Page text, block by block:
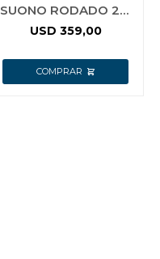
SUONO RODADO 24.
BLANCO
USD 359,00